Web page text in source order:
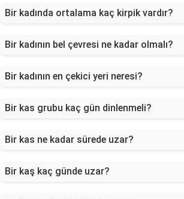
Bir kadında ortalama kaç kirpik vardır?
Bir kadının bel çevresi ne kadar olmalı?
Bir kadının en çekici yeri neresi?
Bir kas grubu kaç gün dinlenmeli?
Bir kas ne kadar sürede uzar?
Bir kaş kaç günde uzar?